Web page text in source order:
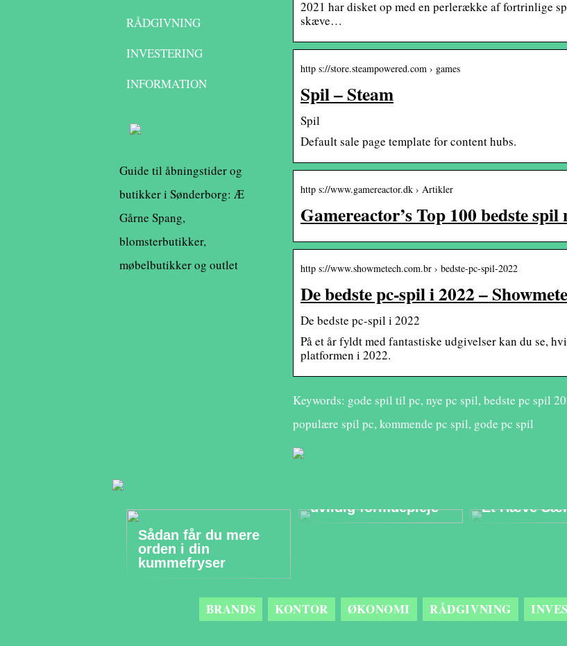
2021 har disket op med en perlerække af fortrinlige
skæve…
http s://store.steampowered.com › games
Spil – Steam
Spil
Default sale page template for content hubs.
http s://www.gamereactor.dk › Artikler
Gamereactor’s Top 100 bedste spil
http s://www.showmetech.com.br › bedste-pc-spil-2022
De bedste pc-spil i 2022 –
De bedste pc-spil i 2022
På et år fyldt med fantastiske udgivelser kan du se,
platformen i 2022.
Keywords: gode spil til pc, nye pc spil, bedste pc spil
populære spil pc, kommende pc spil, gode pc spil
RÅDGIVNING
INVESTERING
INFORMATION
Guide til åbningstider og
butikker i Sønderborg: Æ
Gårne Spang,
blomsterbutikker,
møbelbutikker og outlet
Sådan får du mere
orden i din
kummefryser
uvildig formuepleje
Et Hæve
BRANDS KONTOR ØKONOMI RÅDGIVNING